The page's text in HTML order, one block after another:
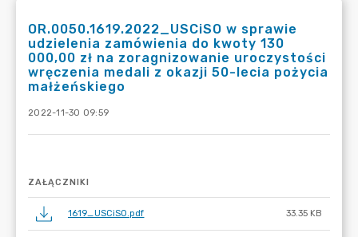
OR.0050.1619.2022_USCiSO w sprawie
udzielenia zamówienia do kwoty 130
000,00 zł na zoragnizowanie uroczystości
wręczenia medali z okazji 50-lecia pożycia
małżeńskiego
2022-11-30 09:59
ZAŁĄCZNIKI
1619_USCiSO.pdf 33.35 KB